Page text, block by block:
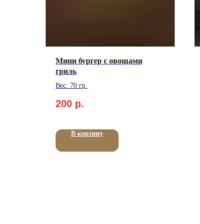
Мини бургер с овощами
гриль
Вес: 70 гр.
200 р.
В корзину